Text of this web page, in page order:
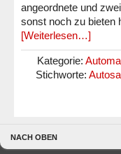
angeordnete und
sonst noch zu bieten
[Weiterlesen…]
Kategorie:
Stichworte:
NACH OBEN